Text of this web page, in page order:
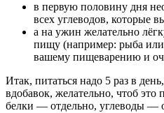
в первую половину дня
всех углеводов, которые
а на ужин желательно
пищу (например: рыба
вашему пищеварению и
Итак, питаться надо 5 раз в
вдобавок, желательно, чтоб это
белки — отдельно, углеводы —